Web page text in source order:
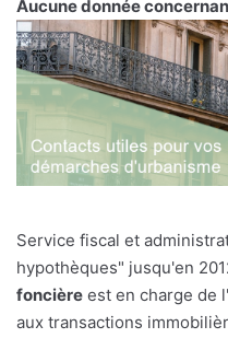
Aucune donnée
Service fiscal et
hypothèques" jusqu'en
foncière est en charge de
aux transactions